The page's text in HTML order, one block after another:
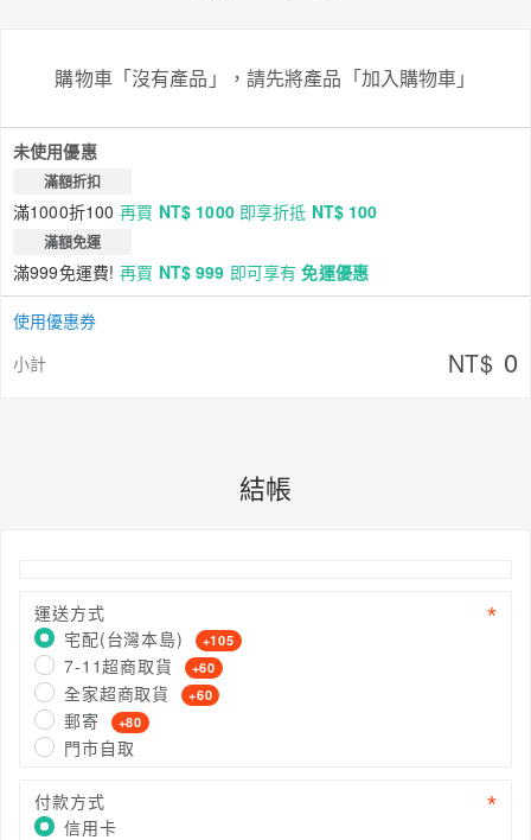
購物車「沒有產品」，請先將產品「加入購物車」
未使用優惠
滿額折扣
滿1000折100 再買 NT$ 1000即享折抵 NT$ 100
滿額免運
滿999免運費! 再買 NT$ 999 即可享有免運優惠
使用優惠券
小計
NT$ 0
結帳
運送方式
宅配(台灣本島)
+105
7-11超商取貨 +60
全家超商取貨 +60
郵寄 +80
門市自取
付款方式
信用卡